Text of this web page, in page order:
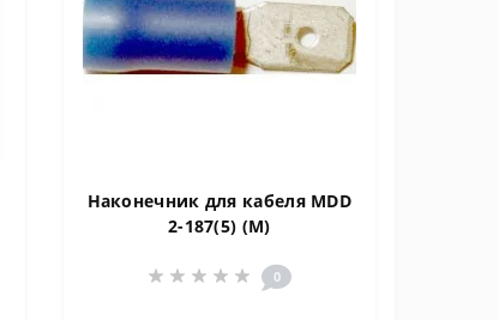
Наконечник для кабеля MDD
2-187(5) (M)
0